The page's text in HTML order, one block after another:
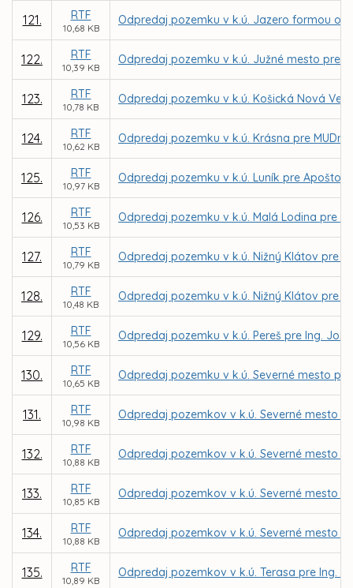
121. RTF
10,68 KB
Odpredaj pozemku v k.ú. Jazero formou
122. RTF
10,39 KB
Odpredaj pozemku v k.ú. Južné mesto pre
123. RTF
10,78 KB
Odpredaj pozemku v k.ú. Košická Nová
124. RTF
10,62 KB
Odpredaj pozemku v k.ú. Krásna pre MUDr.
125. RTF
10,97 KB
Odpredaj pozemku v k.ú. Luník pre
126. RTF
10,53 KB
Odpredaj pozemku v k.ú. Malá Lodina pre
127. RTF
10,79 KB
Odpredaj pozemku v k.ú. Nižný Klátov pre
128. RTF
10,48 KB
Odpredaj pozemku v k.ú. Nižný Klátov pre
129. RTF
10,56 KB
Odpredaj pozemku v k.ú. Pereš pre Ing.
130. RTF
10,65 KB
Odpredaj pozemku v k.ú. Severné mesto pre
131. RTF
10,98 KB
Odpredaj pozemkov v k.ú. Severné mesto
132. RTF
10,88 KB
Odpredaj pozemkov v k.ú. Severné mesto
133. RTF
10,85 KB
Odpredaj pozemkov v k.ú. Severné mesto
134. RTF
10,88 KB
Odpredaj pozemkov v k.ú. Severné mesto
135. RTF
10,89 KB
Odpredaj pozemkov v k.ú. Terasa pre Ing.